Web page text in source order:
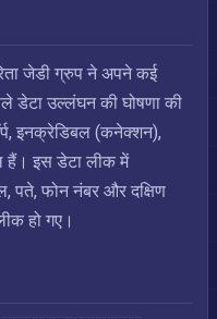
जेडी ग्रुप ने अपने कई
डेटा उल्लंघन की घोषणा की
इनक्रेडिबल (कनेक्शन),
हैं। इस डेटा लीक में
पते, फोन नंबर और दक्षिण
हो गए।